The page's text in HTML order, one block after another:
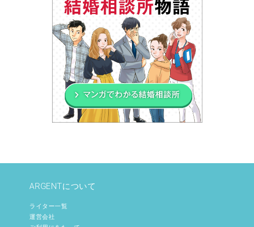
ARGENTについて
ライター一覧
運営会社